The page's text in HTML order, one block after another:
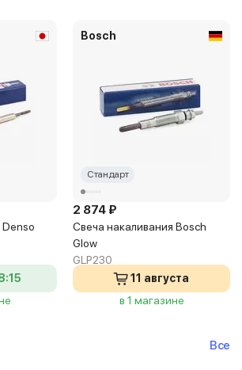
Bosch
Стандарт
2 874 ₽
Свеча накаливания Bosch
Glow
GLP230
11 августа
в 1 магазине
Все